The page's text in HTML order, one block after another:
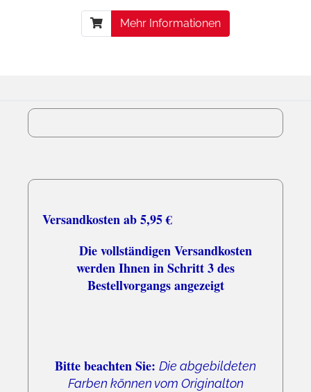
Mehr Informationen
Versandkosten ab 5,95 €
Die vollständigen Versandkosten
werden Ihnen in Schritt 3 des
Bestellvorgangs angezeigt
Bitte beachten Sie: Die abgebildeten
Farben können vom Originalton